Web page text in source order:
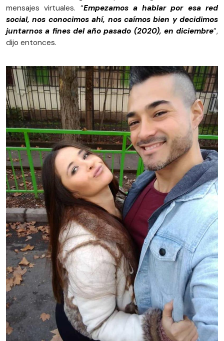
mensajes virtuales. “Empezamos a hablar por esa red
social, nos conocimos ahí, nos caímos bien y decidimos
juntarnos a fines del año pasado (2020), en diciembre”,
dijo entonces.